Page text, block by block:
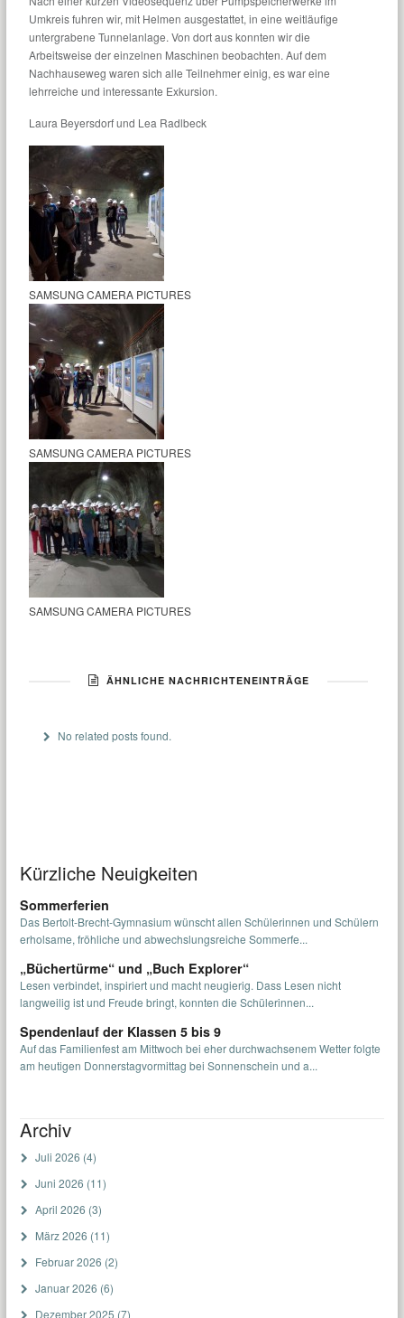
Umkreis fuhren wir, mit Helmen ausgestattet, in eine weitläufige
untergrabene Tunnelanlage. Von dort aus konnten wir die
Arbeitsweise der einzelnen Maschinen beobachten. Auf dem
Nachhauseweg waren sich alle Teilnehmer einig, es war eine
lehrreiche und interessante Exkursion.
Laura Beyersdorf und Lea Radlbeck
SAMSUNG CAMERA PICTURES
SAMSUNG CAMERA PICTURES
SAMSUNG CAMERA PICTURES
ÄHNLICHE NACHRICHTENEINTRÄGE
No related posts found.
Kürzliche Neuigkeiten
Sommerferien
Das Bertolt-Brecht-Gymnasium wünscht allen Schülerinnen und Schülern
erholsame, fröhliche und abwechslungsreiche Sommerfe...
„Büchertürme“ und „Buch Explorer“
Lesen verbindet, inspiriert und macht neugierig. Dass Lesen nicht
langweilig ist und Freude bringt, konnten die Schülerinnen...
Spendenlauf der Klassen 5 bis 9
Auf das Familienfest am Mittwoch bei eher durchwachsenem Wetter folgte
am heutigen Donnerstagvormittag bei Sonnenschein und a...
Archiv
Juli 2026 (4)
Juni 2026 (11)
April 2026 (3)
März 2026 (11)
Februar 2026 (2)
Januar 2026 (6)
Dezember 2025 (7)